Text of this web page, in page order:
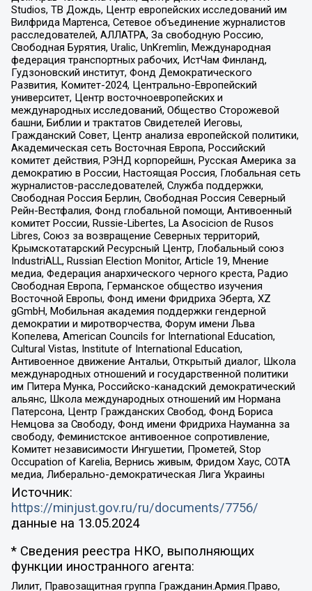
Studios, ТВ Дождь, Центр европейских исследований им
Вилфрида Мартенса, Сетевое объединение журналистов
расследователей, АЛЛАТРА, За свободную Россию,
Свободная Бурятия, Uralic, UnKremlin, Международная
федерация транспортных рабочих, ИстЧам Финланд,
Гудзоновский институт, Фонд Демократического
Развития, Комитет-2024, Центрально-Европейский
университет, Центр восточноевропейских и
международных исследований, Общество Сторожевой
башни, Библии и трактатов Свидетелей Иеговы,
Гражданский Совет, Центр анализа европейской политики,
Академическая сеть Восточная Европа, Российский
комитет действия, РЭНД корпорейшн, Русская Америка за
демократию в России, Настоящая Россия, Глобальная сеть
журналистов-расследователей, Служба поддержки,
Свободная Россия Берлин, Свободная Россия Северный
Рейн-Вестфалия, Фонд глобальной помощи, Антивоенный
комитет России, Russie-Libertes, La Asocicion de Rusos
Libres, Союз за возвращение Северных территорий,
Крымскотатарский Ресурсный Центр, Глобальный союз
IndustriALL, Russian Election Monitor, Article 19, Мнение
медиа, Федерация анархического черного креста, Радио
Свободная Европа, Германское общество изучения
Восточной Европы, Фонд имени Фридриха Эберта, XZ
gGmbH, Мобильная академия поддержки гендерной
демократии и миротворчества, Форум имени Льва
Копелева, American Councils for International Education,
Cultural Vistas, Institute of International Education,
Антивоенное движение Антальи, Открытый диалог, Школа
международных отношений и государственной политики
им Питера Мунка, Российско-канадский демократический
альянс, Школа международных отношений им Нормана
Патерсона, Центр Гражданских Свобод, Фонд Бориса
Немцова за Свободу, Фонд имени Фридриха Науманна за
свободу, Феминистское антивоенное сопротивление,
Комитет независимости Ингушетии, Прометей, Stop
Occupation of Karelia, Вернись живым, Фридом Хаус, СОТА
медиа, Либерально-демократическая Лига Украины
Источник:
https://minjust.gov.ru/ru/documents/7756/
данные на 13.05.2024
* Сведения реестра НКО, выполняющих
функции иностранного агента:
Лилит, Правозащитная группа Гражданин.Армия.Право,